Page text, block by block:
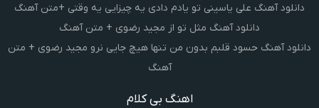
دانلود آهنگ علی یاسینی تو یادم دادی یه چیزایی یه وقتی +متن آهنگ
دانلود آهنگ مثل تو از مجید رضوی + متن آهنگ
دانلود آهنگ حسود قلبم بدون من تنها هیچ جایی نرو مجید رضوی + متن
آهنگ
اهنگ بی کلام